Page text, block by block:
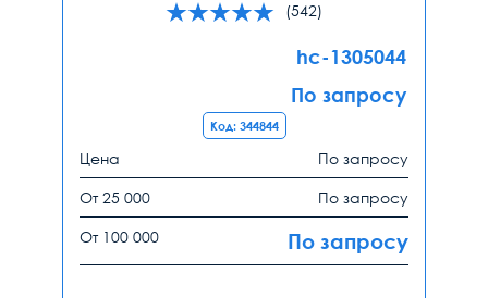
(542)
hc-1305044
По запросу
Код: 344844
Цена По запросу
От 25 000 По запросу
От 100 000 По запросу